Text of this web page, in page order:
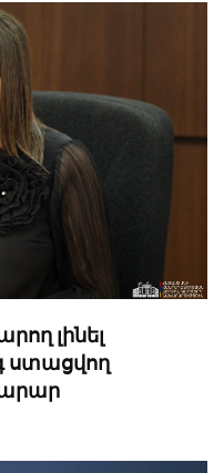
լինել
ստացվող